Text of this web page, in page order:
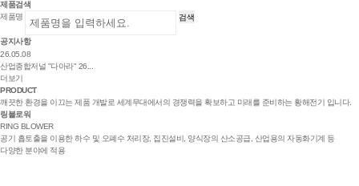
제품검색
제품명
검색
공지사항
26.05.08
산업종합저널 "다아라" 26...
더보기
PRODUCT
깨끗한 환경을 이끄는 제품 개발로 세계무대에서의 경쟁력을 확보하고 미래를 준비하는 황해전기 입니다.
링블로워
RING BLOWER
공기 흡토출을 이용한 하수 및 오폐수 처리장, 집진설비, 양식장의 산소공급, 산업용의 자동화기계 등
다양한 분야에 적용